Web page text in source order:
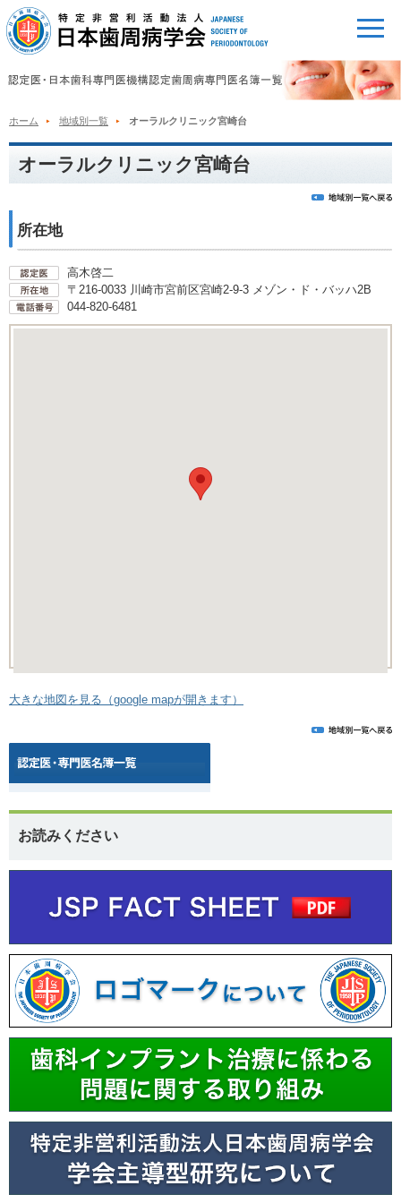
ホーム 地域別一覧 オーラルクリニック宮崎台
オーラルクリニック宮崎台
所在地
高木啓二
〒216-0033 川崎市宮前区宮崎2-9-3 メゾン・ド・バッハ2B
044-820-6481
大きな地図を見る（google mapが開きます）
お読みください